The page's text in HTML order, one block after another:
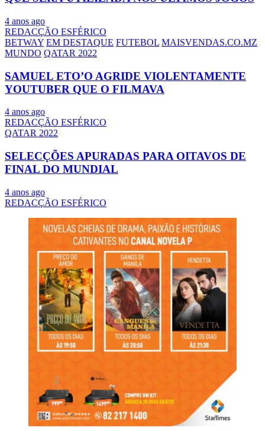
4 anos ago
REDACÇÃO ESFÉRICO
BETWAY EM DESTAQUE FUTEBOL MAISVENDAS.CO.MZ
MUNDO QATAR 2022
SAMUEL ETO’O AGRIDE VIOLENTAMENTE
YOUTUBER QUE O FILMAVA
4 anos ago
REDACÇÃO ESFÉRICO
QATAR 2022
SELECÇÕES APURADAS PARA OITAVOS DE
FINAL DO MUNDIAL
4 anos ago
REDACÇÃO ESFÉRICO